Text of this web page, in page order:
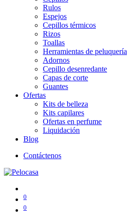
Rulos
Espejos
Cepillos térmicos
Rizos
Toallas
Herramientas de peluquería
Adornos
Cepillo desenredante
Capas de corte
Guantes
Ofertas
Kits de belleza
Kits capilares
Ofertas en perfume
Liquidación
Blog
Contáctenos
0
0